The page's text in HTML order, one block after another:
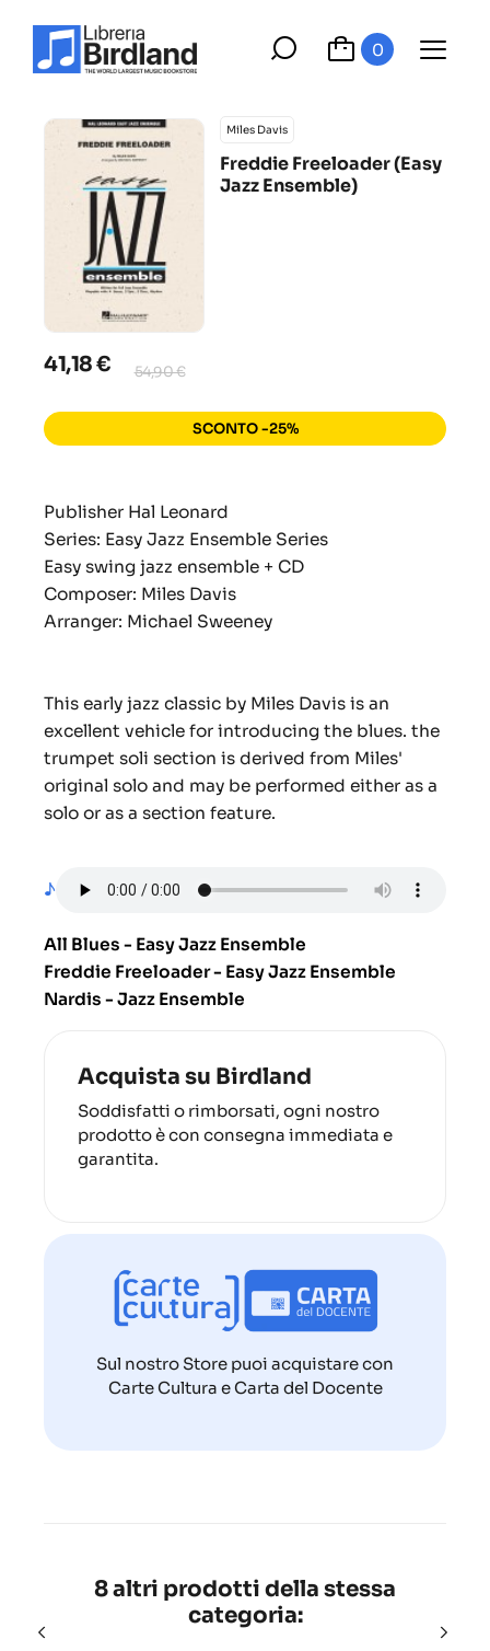
0
Miles Davis
Freddie Freeloader (Easy
Jazz Ensemble)
41,18 € 54,90 €
SCONTO -25%
Publisher Hal Leonard
Series: Easy Jazz Ensemble Series
Easy swing jazz ensemble + CD
Composer: Miles Davis
Arranger: Michael Sweeney
This early jazz classic by Miles Davis is an
excellent vehicle for introducing the blues. the
trumpet soli section is derived from Miles'
original solo and may be performed either as a
solo or as a section feature.
♪
All Blues - Easy Jazz Ensemble
Freddie Freeloader - Easy Jazz Ensemble
Nardis - Jazz Ensemble
Acquista su Birdland
Soddisfatti o rimborsati, ogni nostro
prodotto è con consegna immediata e
garantita.
Sul nostro Store puoi acquistare con
Carte Cultura e Carta del Docente
8 altri prodotti della stessa
categoria: